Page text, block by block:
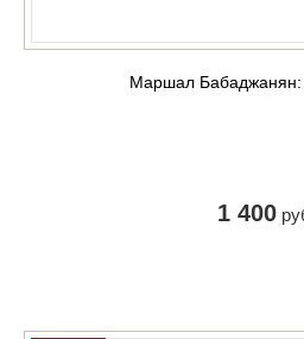
Маршал Бабаджанян:
1 400